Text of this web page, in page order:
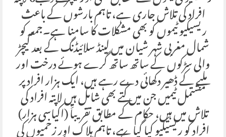
افراد کی تلاش جاری ہے، تاہم بارشوں کے باعث
ریسیکیو ٹیموں کو بھی مشکلات کا سامنا ہے۔جمعہ کو
شمال مغربی شہر شیان میں لینڈ سلائیڈنگ کے بعد کیچڑ
والی سڑکوں کے ساتھ ساتھ گرے ہوئے درخت اور
ملبے کے ڈھیر دکھائی دے رہے ہیں، ایک ہزار افراد پر
مشتمل ٹیمیں جن میں کُتے بھی شامل ہیں لاپتہ افراد کی
تلاش میں ہیں، حکام کے مطابق تقریباََ (اکیاسی ہزار)